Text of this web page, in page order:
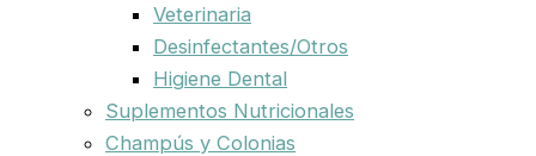
Veterinaria
Desinfectantes/Otros
Higiene Dental
Suplementos Nutricionales
Champús y Colonias